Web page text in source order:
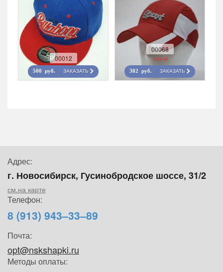
00012
500 руб. ЗАКАЗАТЬ
00068
420 r
302 руб. ЗАКАЗАТЬ
Адрес:
г. Новосибирск, Гусинобродское шоссе, 31/2
см.на карте
Телефон:
8 (913) 943–33–89
Почта:
opt@nskshapki.ru
Методы оплаты: